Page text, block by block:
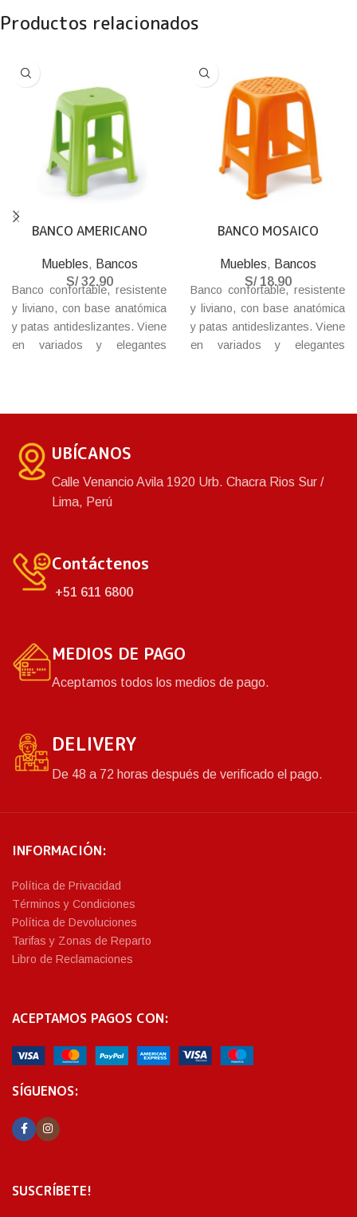
Productos relacionados
BANCO AMERICANO
Muebles, Bancos
S/32.90
Banco confortable, resistente
y liviano, con base anatómica
y patas antideslizantes. Viene
en variados y elegantes
BANCO MOSAICO
Muebles, Bancos
S/18.90
Banco confortable, resistente
y liviano, con base anatómica
y patas antideslizantes. Viene
en variados y elegantes
UBÍCANOS
Calle Venancio Avila 1920 Urb. Chacra Rios Sur /
Lima, Perú
Contáctenos
+51 611 6800
MEDIOS DE PAGO
Aceptamos todos los medios de pago.
DELIVERY
De 48 a 72 horas después de verificado el pago.
INFORMACIÓN:
Política de Privacidad
Términos y Condiciones
Política de Devoluciones
Tarifas y Zonas de Reparto
Libro de Reclamaciones
ACEPTAMOS PAGOS CON:
SÍGUENOS:
SUSCRÍBETE!